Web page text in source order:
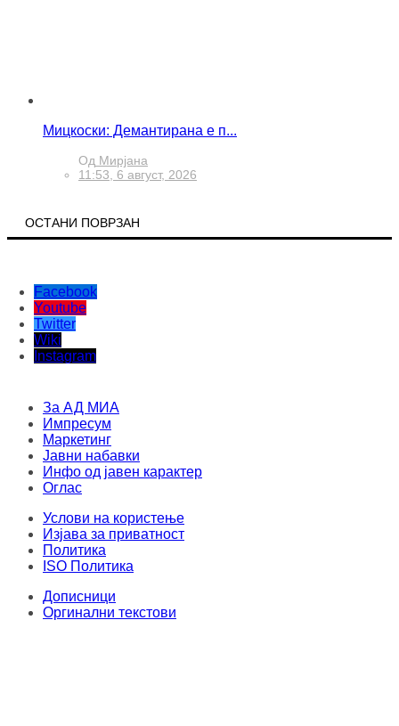
Мицкоски: Демантирана е п...
Од Мирјана
11:53, 6 август, 2026
ОСТАНИ ПОВРЗАН
Facebook
Youtube
Twitter
Wiki
Instagram
За АД МИА
Импресум
Маркетинг
Јавни набавки
Инфо од јавен карактер
Оглас
Услови на користење
Изјава за приватност
Политика
ISO Политика
Дописници
Оргинални текстови